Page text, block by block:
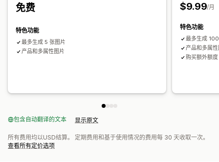
免费
特色功能
最多生成 5 张图片
产品和多属性图片
$9.99/月
特色功能
最多生成
产品和多属
购买额外额度
包含自动翻译的文本 显示原文
所有费用均以USD结算。 定期费用和基于使用情况的费用每 30 天收取一次。
查看所有定价选项